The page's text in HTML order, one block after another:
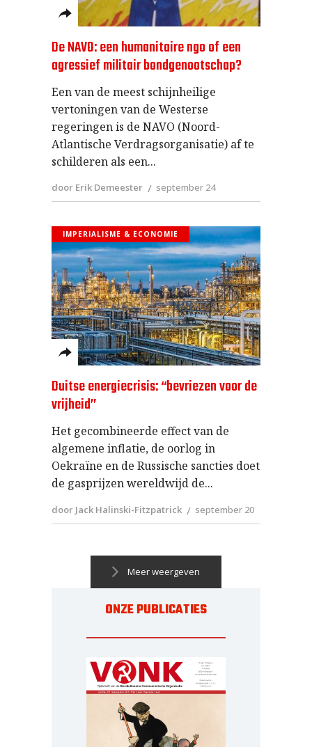
De NAVO: een humanitaire ngo of een
agressief militair bondgenootschap?
Een van de meest schijnheilige
vertoningen van de Westerse
regeringen is de NAVO (Noord-
Atlantische Verdragsorganisatie) af te
schilderen als een
door Erik Demeester september 24
IMPERIALISME & ECONOMIE
Duitse energiecrisis: “bevriezen voor de
vrijheid”
Het gecombineerde effect van de
algemene inflatie, de oorlog in
Oekraïne en de Russische sancties doet
de gasprijzen wereldwijd de
door Jack Halinski-Fitzpatrick september 20
Meer weergeven
ONZE PUBLICATIES